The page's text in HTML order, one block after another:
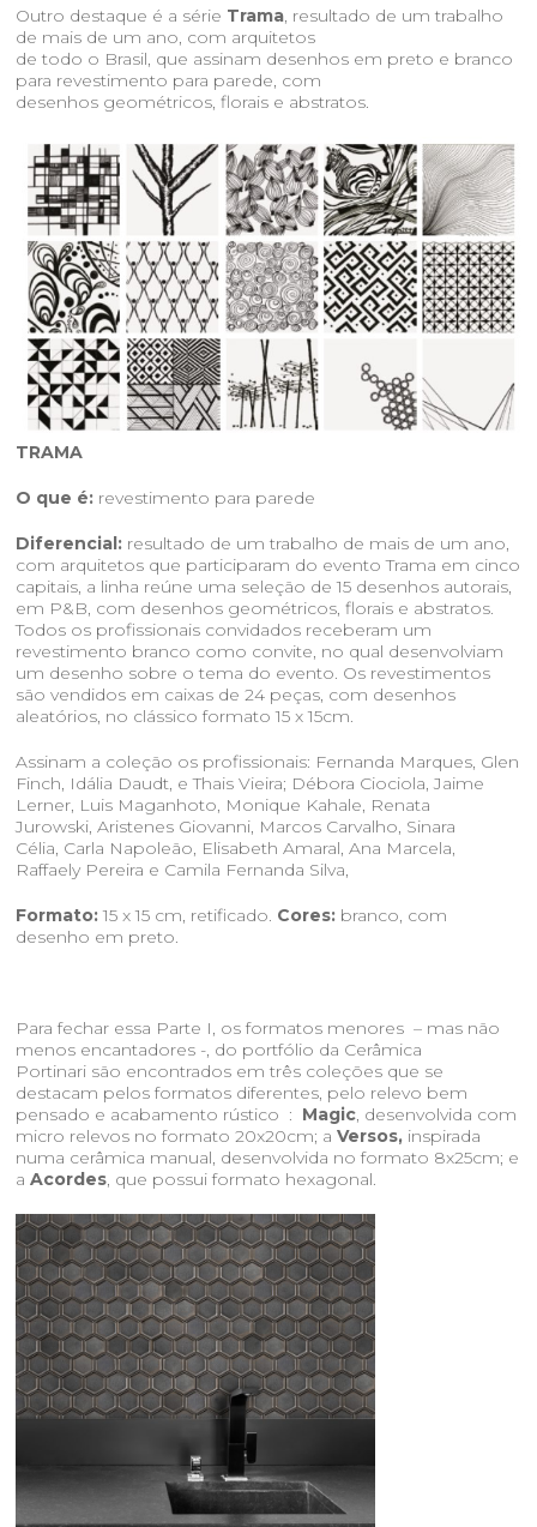
Outro destaque é a série Trama, resultado de um trabalho
de mais de um ano, com arquitetos
de todo o Brasil, que assinam desenhos em preto e branco
para revestimento para parede, com
desenhos geométricos, florais e abstratos.
TRAMA
O que é: revestimento para parede
Diferencial: resultado de um trabalho de mais de um ano,
com arquitetos que participaram do evento Trama em cinco
capitais, a linha reúne uma seleção de 15 desenhos autorais,
em P&B, com desenhos geométricos, florais e abstratos.
Todos os profissionais convidados receberam um
revestimento branco como convite, no qual desenvolviam
um desenho sobre o tema do evento. Os revestimentos
são vendidos em caixas de 24 peças, com desenhos
aleatórios, no clássico formato 15 x 15cm.
Assinam a coleção os profissionais: Fernanda Marques, Glen
Finch, Idália Daudt, e Thais Vieira; Débora Ciociola, Jaime
Lerner, Luis Maganhoto, Monique Kahale, Renata
Jurowski, Aristenes Giovanni, Marcos Carvalho, Sinara
Célia, Carla Napoleão, Elisabeth Amaral, Ana Marcela,
Raffaely Pereira e Camila Fernanda Silva,
Formato:15 x 15 cm, retificado. Cores: branco, com
desenho em preto.
Para fechar essa Parte I, os formatos menores – mas não
menos encantadores -, do portfólio da Cerâmica
Portinari são encontrados em três coleções que se
destacam pelos formatos diferentes, pelo relevo bem
pensado e acabamento rústico : Magic, desenvolvida com
micro relevos no formato 20x20cm; aVersos, inspirada
numa cerâmica manual, desenvolvida no formato 8x25cm; e
aAcordes, que possui formato hexagonal.